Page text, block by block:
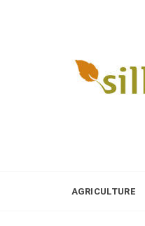
AGRICULTURE